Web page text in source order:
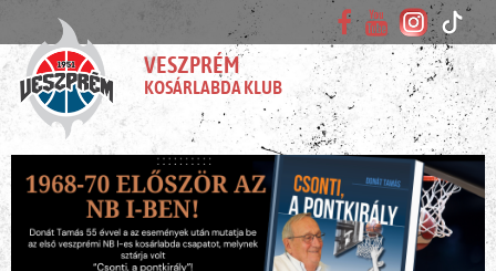
VESZPRÉM
KOSÁRLABDA KLUB